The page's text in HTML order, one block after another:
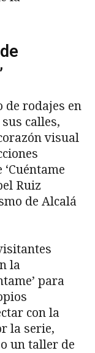
de rodajes en
calles,
visual
Ruiz
de Alcalá
la
para
con la
la serie,
un taller de